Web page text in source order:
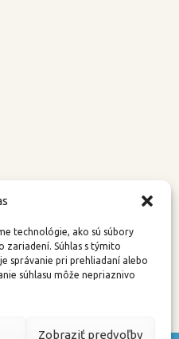
technológie, ako sú súbory
zariadení. Súhlas s týmito
správanie pri prehliadaní alebo
súhlasu môže nepriaznivo
Zobraziť predvoľby